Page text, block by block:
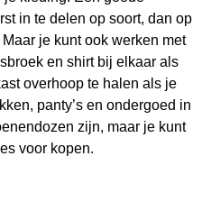
in te delen op soort, dan op
je kunt ook werken met
en shirt bij elkaar als
overhoop te halen als je
panty’s en ondergoed in
zijn, maar je kunt
voor kopen.